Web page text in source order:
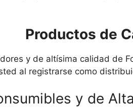
Productos de
y de altísima calidad de
al registrarse como
y de